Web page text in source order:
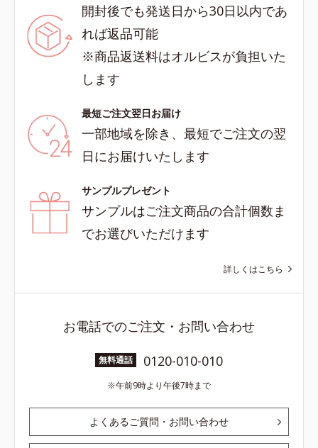
開封後でも発送日から30日以内であ
れば返品可能
※商品返送料はオルビスが負担いた
します
最短ご注文翌日お届け
一部地域を除き、最短でご注文の翌
日にお届けいたします
サンプルプレゼント
サンプルはご注文商品の合計個数ま
でお選びいただけます
詳しくはこちら
お電話でのご注文・お問い合わせ
無料通話 0120-010-010
午前9時より午後7時まで
よくあるご質問・お問い合わせ